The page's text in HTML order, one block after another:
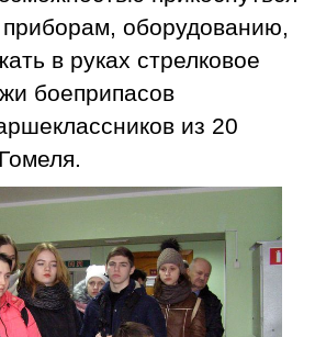
оборудованию,
в руках стрелковое
боеприпасов
из 20